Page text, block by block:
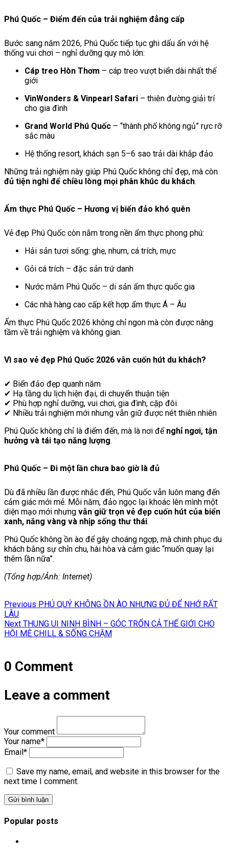
Phú Quốc – Điểm đến của trải nghiệm đẳng cấp
Bước sang năm 2026, Phú Quốc tiếp tục ghi dấu ấn với hệ
thống vui chơi – nghỉ dưỡng quy mô lớn:
Cáp treo Hòn Thơm – cáp treo vượt biển dài nhất thế
giới
VinWonders & Vinpearl Safari – thiên đường giải trí
cho gia đình
Grand World Phú Quốc – “thành phố không ngủ” rực rỡ
sắc màu
Hệ thống resort, khách sạn 5–6 sao trải dài khắp đảo
Những trải nghiệm này giúp Phú Quốc không chỉ đẹp, mà còn
đủ tiện nghi để chiều lòng mọi phân khúc du khách.
Ẩm thực Phú Quốc – Hương vị biển đảo khó quên
Vẻ đẹp Phú Quốc còn nằm trong nền ẩm thực phong phú:
Hải sản tươi sống: ghẹ, nhum, cá trích, mực
Gỏi cá trích – đặc sản trứ danh
Nước mắm Phú Quốc – di sản ẩm thực quốc gia
Các nhà hàng cao cấp kết hợp ẩm thực Á – Âu
Ẩm thực Phú Quốc 2026 không chỉ ngon mà còn được nâng
tầm về trải nghiệm và không gian.
Vì sao vẻ đẹp Phú Quốc 2026 vẫn cuốn hút du khách?
✔ Biển đảo đẹp quanh năm
✔ Hạ tầng du lịch hiện đại, di chuyển thuận tiện
✔ Phù hợp nghỉ dưỡng, vui chơi, gia đình, cặp đôi
✔ Nhiều trải nghiệm mới nhưng vẫn giữ được nét thiên nhiên
Phú Quốc không chỉ là điểm đến, mà là nơi để nghỉ ngơi, tận
hưởng và tái tạo năng lượng.
Phú Quốc – Đi một lần chưa bao giờ là đủ
Dù đã nhiều lần được nhắc đến, Phú Quốc vẫn luôn mang đến
cảm giác mới mẻ. Mỗi năm, đảo ngọc lại khoác lên mình một
diện mạo mới nhưng vẫn giữ trọn vẻ đẹp cuốn hút của biển
xanh, nắng vàng và nhịp sống thư thái.
Phú Quốc không ồn ào để gây choáng ngợp, mà chinh phục du
khách bằng sự chỉn chu, hài hòa và cảm giác “muốn quay lại
thêm lần nữa”.
(Tổng hợp/Ảnh: Internet)
hướng
bài
viết
Previous Previous
PHÚ QUÝ KHÔNG ỒN ÀO NHƯNG ĐỦ ĐỂ NHỚ RẤT
LÂU
Next Next
post:
THUNG UI NINH BÌNH – GÓC TRỐN CẢ THẾ GIỚI CHO
HỘI MÊ CHILL & SỐNG CHẬM
0 Comment
Leave a comment
Your comment
Your name*
Email *
Save my name, email, and website in this browser for the
next time I comment.
Popular posts